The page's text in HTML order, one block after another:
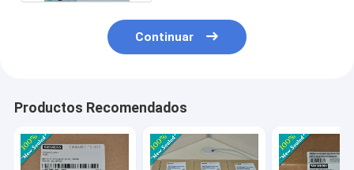
Continuar
Productos Recomendados